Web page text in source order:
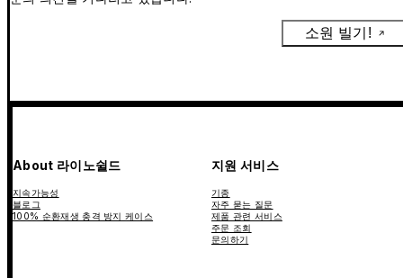
소원 빌기!
About 라이노쉴드
지속가능성
블로그
100% 순환재생 충격 방지 케이스
지원 서비스
기종
자주 묻는 질문
제품 관련 서비스
주문 조회
문의하기